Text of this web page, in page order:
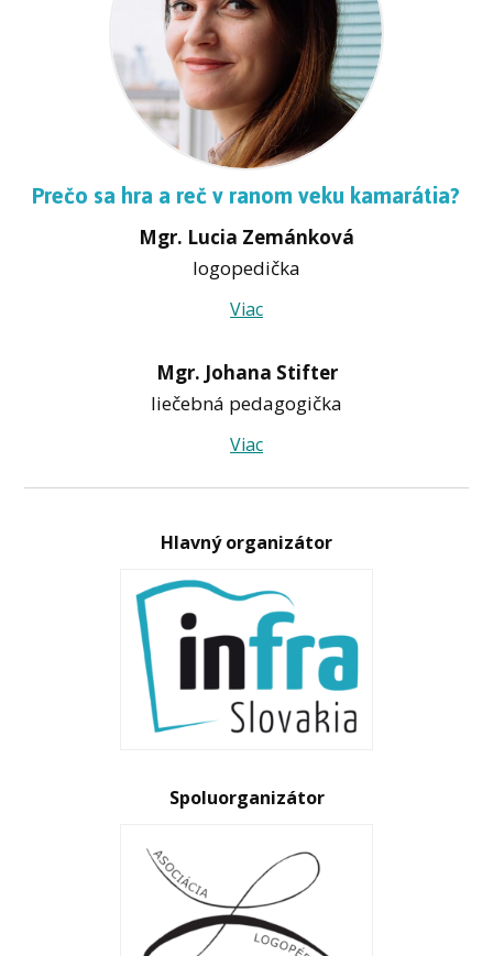
Prečo sa hra a reč v ranom veku kamarátia?
Mgr. Lucia Zemánková
logopedička
Viac
Mgr. Johana Stifter
liečebná pedagogička
Viac
Hlavný organizátor
Spoluorganizátor